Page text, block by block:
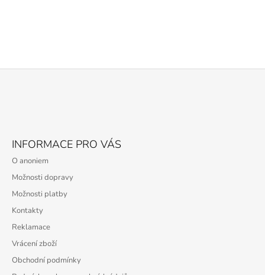
INFORMACE PRO VÁS
O anoniem
Možnosti dopravy
Možnosti platby
Kontakty
Reklamace
Vrácení zboží
Obchodní podmínky